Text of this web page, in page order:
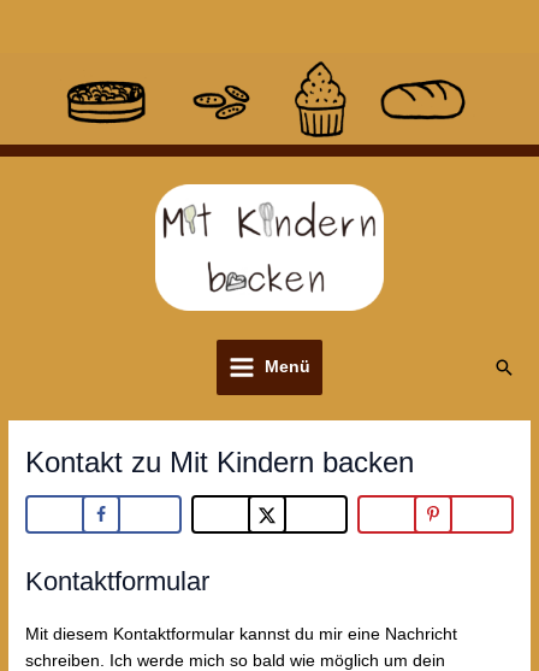
Menü
Kontakt zu Mit Kindern backen
Kontaktformular
Mit diesem Kontaktformular kannst du mir eine Nachricht
schreiben. Ich werde mich so bald wie möglich um dein